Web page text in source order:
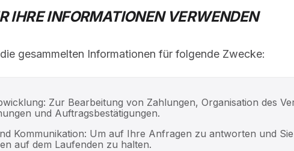
IHRE INFORMATIONEN VERWENDEN
gesammelten Informationen für folgende Zwecke:
Zur Bearbeitung von Zahlungen, Organisation des
und Auftragsbestätigungen.
Kommunikation: Um auf Ihre Anfragen zu antworten und
auf dem Laufenden zu halten.